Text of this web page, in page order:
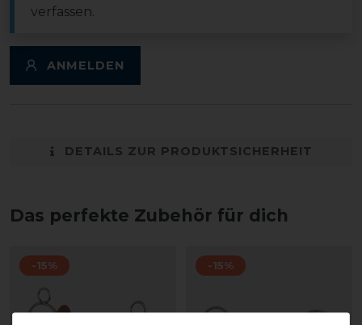
verfassen.
ANMELDEN
DETAILS ZUR PRODUKTSICHERHEIT
Das perfekte Zubehör für dich
-15% -15%